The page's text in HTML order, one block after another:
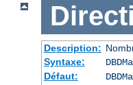
Description:
Syntaxe:
Défaut: